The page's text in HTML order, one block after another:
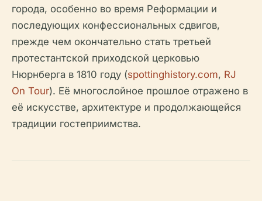
города, особенно во время Реформации и
последующих конфессиональных сдвигов,
прежде чем окончательно стать третьей
протестантской приходской церковью
Нюрнберга в 1810 году (spottinghistory.com, RJ
On Tour). Её многослойное прошлое отражено в
её искусстве, архитектуре и продолжающейся
традиции гостеприимства.